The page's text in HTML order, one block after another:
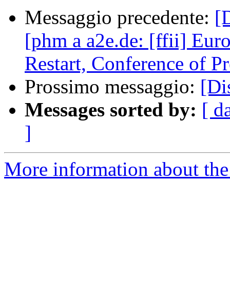
Messaggio precedente:
[phm a a2e.de: [ffii]
Restart, Conference of
Prossimo messaggio:
Messages sorted by: [
]
More information about